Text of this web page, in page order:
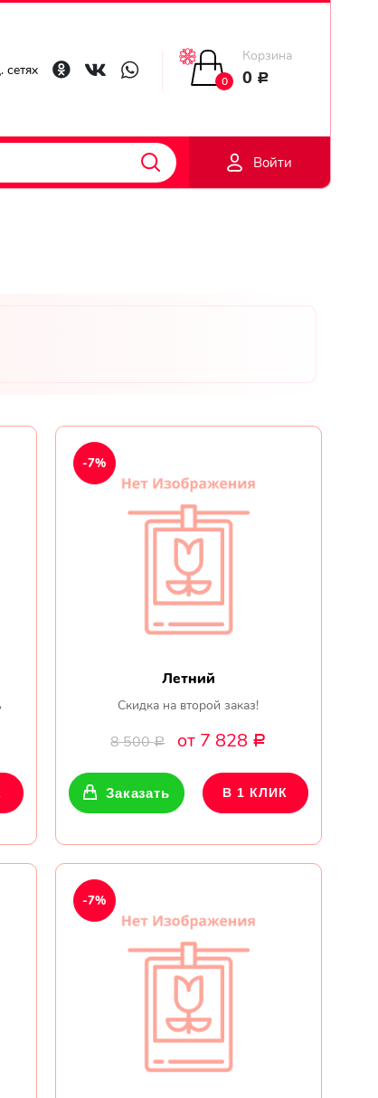
Доставка
сетях
0
Корзина
0 Р
Войти
Летний
Скидка на второй заказ!
8 500Р от 7 828 Р
-7%
Заказать В 1 КЛИК
-7%